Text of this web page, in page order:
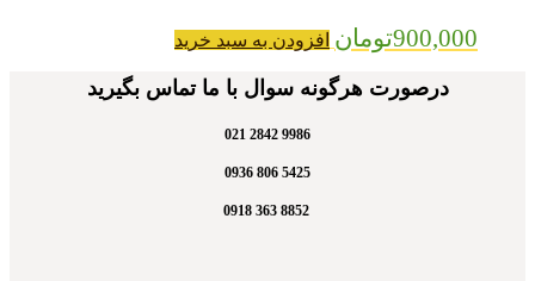
900,000تومان افزودن به سبد خرید
درصورت هرگونه سوال با ما تماس بگیرید
9986 2842 021
5425 806 0936
8852 363 0918